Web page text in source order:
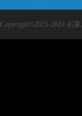
Copyright©2021-2024 石